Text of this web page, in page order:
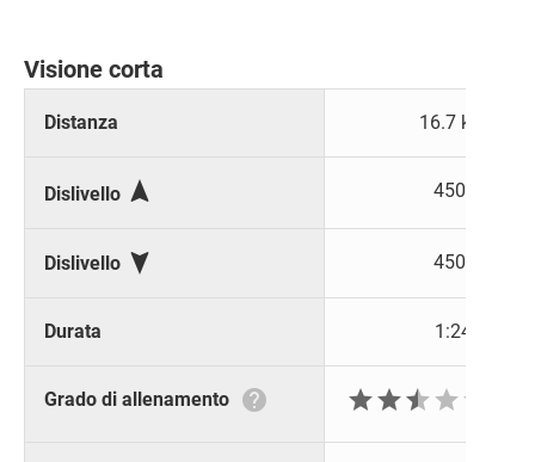
Visione corta
Distanza 16.7 km
Dislivello  450 m
Dislivello  450 m
Durata 1:24 h
Grado di allenamento  
